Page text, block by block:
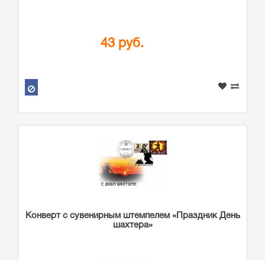
43 руб.
Конверт с сувенирным штемпелем «Праздник День
шахтера»